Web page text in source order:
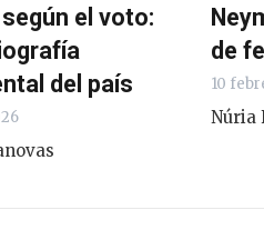
el voto:
del país
de
10
Núria